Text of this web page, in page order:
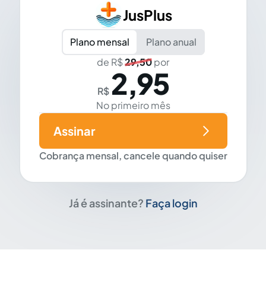
JusPlus
Plano mensal
Plano anual
de R$29,50por
R$ 2,95
No primeiro mês
Cobrança mensal, cancele quando quiser
Assinar
Já é assinante? Faça login